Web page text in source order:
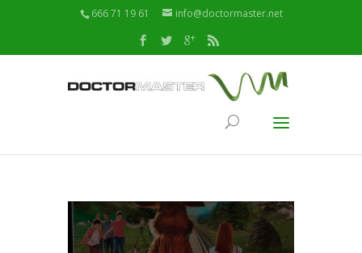
666 71 19 61 info@doctormaster.net